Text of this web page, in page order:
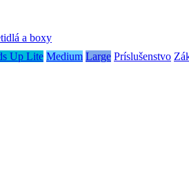
Up Lite Medium Large Príslušenstvo